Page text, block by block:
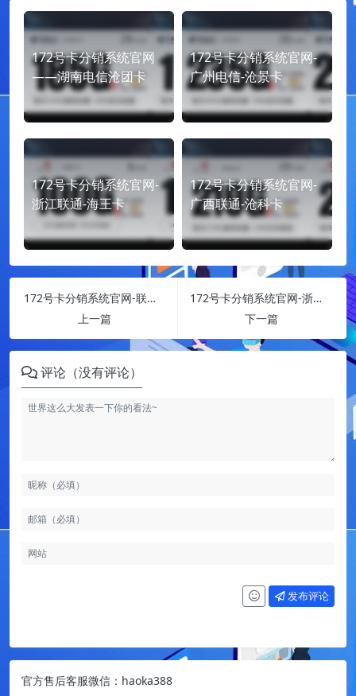
172号卡分销系统官网
——湖南电信沧团卡
172号卡分销系统官网-
广州电信-沧景卡
172号卡分销系统官网-
浙江联通-海王卡
172号卡分销系统官网-
广西联通-沧科卡
172号卡分销系统官网-联通-梦月卡
上一篇
172号卡分销系统官网-浙江电信-海梦卡
下一篇
评论（没有评论）
发布评论
官方售后客服微信：haoka388